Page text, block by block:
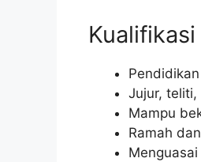
Jujur,
Mampu
Ramah